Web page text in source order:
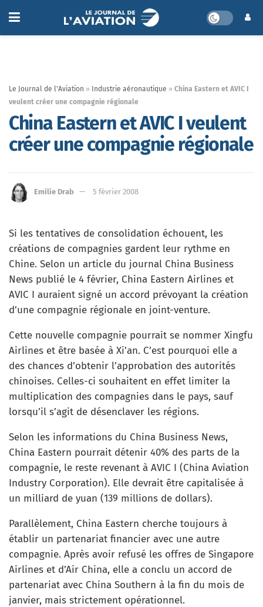
Le Journal de l'Aviation » Industrie aéronautique » China Eastern et AVIC I
veulent créer une compagnie régionale
China Eastern et AVIC I veulent
créer une compagnie régionale
Emilie Drab 5 février 2008
Si les tentatives de consolidation échouent, les
créations de compagnies gardent leur rythme en
Chine. Selon un article du journal China Business
News publié le 4 février, China Eastern Airlines et
AVIC I auraient signé un accord prévoyant la création
d’une compagnie régionale en joint-venture.
Cette nouvelle compagnie pourrait se nommer Xingfu
Airlines et être basée à Xi’an. C’est pourquoi elle a
des chances d’obtenir l’approbation des autorités
chinoises. Celles-ci souhaitent en effet limiter la
multiplication des compagnies dans le pays, sauf
lorsqu’il s’agit de désenclaver les régions.
Selon les informations du China Business News,
China Eastern pourrait détenir 40% des parts de la
compagnie, le reste revenant à AVIC I (China Aviation
Industry Corporation). Elle devrait être capitalisée à
un milliard de yuan (139 millions de dollars).
Parallèlement, China Eastern cherche toujours à
établir un partenariat financier avec une autre
compagnie. Après avoir refusé les offres de Singapore
Airlines et d’Air China, elle a conclu un accord de
partenariat avec China Southern à la fin du mois de
janvier, mais strictement opérationnel.